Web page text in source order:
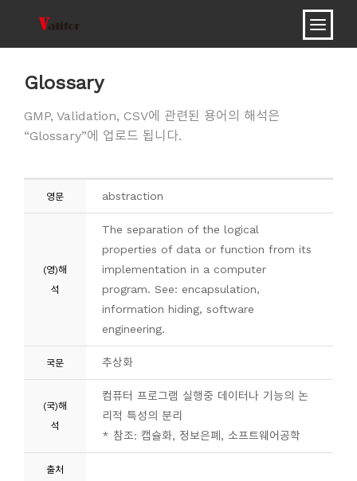
Glossary
GMP, Validation, CSV에 관련된 용어의 해석은
“Glossary”에 업로드 됩니다.
영문 abstraction
(영)해
석
The separation of the logical
properties of data or function from its
implementation in a computer
program. See: encapsulation,
information hiding, software
engineering.
국문 추상화
(국)해
석
컴퓨터 프로그램 실행중 데이터나 기능의 논
리적 특성의 분리
* 참조: 캡슐화, 정보은폐, 소프트웨어공학
출처